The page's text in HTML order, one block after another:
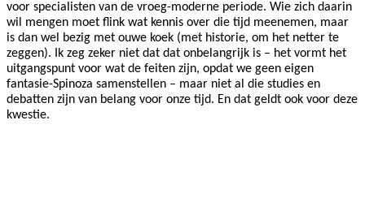
voor specialisten van de vroeg-moderne periode. Wie zich daarin
wil mengen moet flink wat kennis over die tijd meenemen, maar
is dan wel bezig met ouwe koek (met historie, om het netter te
zeggen). Ik zeg zeker niet dat dat onbelangrijk is – het vormt het
uitgangspunt voor wat de feiten zijn, opdat we geen eigen
fantasie-Spinoza samenstellen – maar niet al die studies en
debatten zijn van belang voor onze tijd. En dat geldt ook voor deze
kwestie.